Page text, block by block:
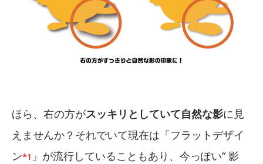
ほら、右の方がスッキリとしていて自然な影に見
えませんか？それでいて現在は「フラットデザイ
ン*1 」が流行していることもあり、今っぽい“ 影